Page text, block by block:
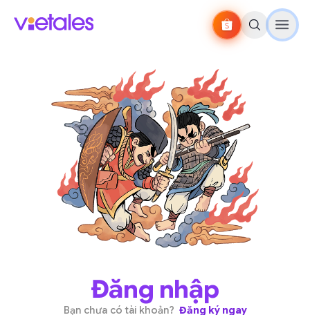
Đăng nhập
Bạn chưa có tài khoản? Đăng ký ngay